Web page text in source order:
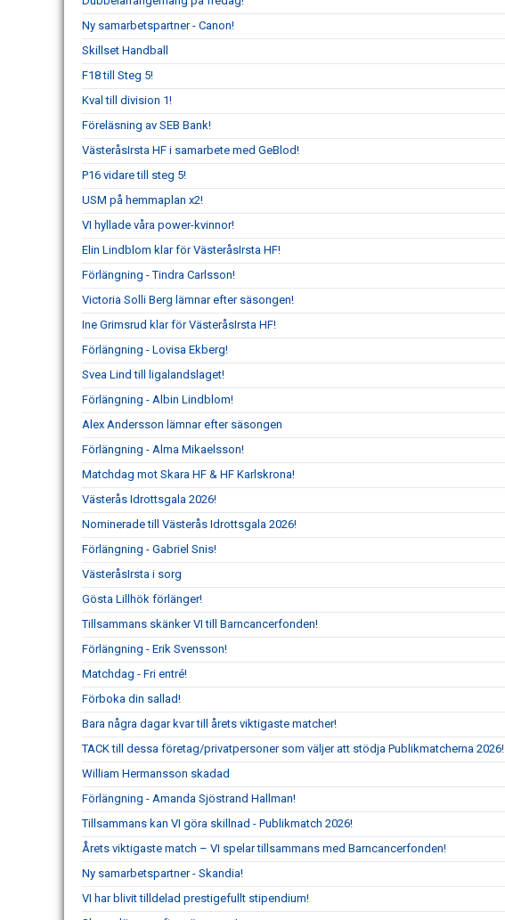
Ny samarbetspartner - Canon!
Skillset Handball
F18 till Steg 5!
Kval till division 1!
Föreläsning av SEB Bank!
VästeråsIrsta HF i samarbete med GeBlod!
P16 vidare till steg 5!
USM på hemmaplan x2!
VI hyllade våra power-kvinnor!
Elin Lindblom klar för VästeråsIrsta HF!
Förlängning - Tindra Carlsson!
Victoria Solli Berg lämnar efter säsongen!
Ine Grimsrud klar för VästeråsIrsta HF!
Förlängning - Lovisa Ekberg!
Svea Lind till ligalandslaget!
Förlängning - Albin Lindblom!
Alex Andersson lämnar efter säsongen
Förlängning - Alma Mikaelsson!
Matchdag mot Skara HF & HF Karlskrona!
Västerås Idrottsgala 2026!
Nominerade till Västerås Idrottsgala 2026!
Förlängning - Gabriel Snis!
VästeråsIrsta i sorg
Gösta Lillhök förlänger!
Tillsammans skänker VI till Barncancerfonden!
Förlängning - Erik Svensson!
Matchdag - Fri entré!
Förboka din sallad!
Bara några dagar kvar till årets viktigaste matcher!
TACK till dessa företag/privatpersoner som väljer att stödja Publikmatcherna 2026!
William Hermansson skadad
Förlängning - Amanda Sjöstrand Hallman!
Tillsammans kan VI göra skillnad - Publikmatch 2026!
Årets viktigaste match – VI spelar tillsammans med Barncancerfonden!
Ny samarbetspartner - Skandia!
VI har blivit tilldelad prestigefullt stipendium!